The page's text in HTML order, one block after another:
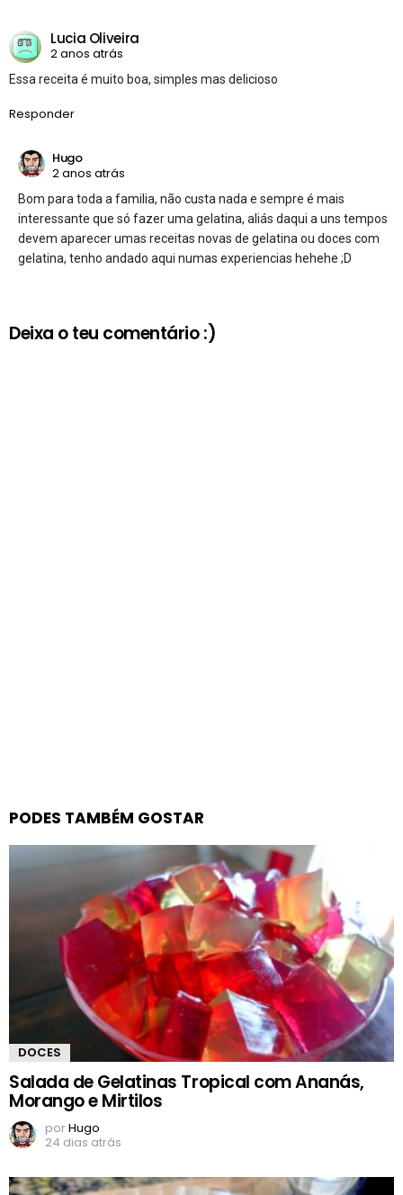
Lucia Oliveira
2 anos atrás
Essa receita é muito boa, simples mas delicioso
Responder
Hugo
2 anos atrás
Bom para toda a familia, não custa nada e sempre é mais
interessante que só fazer uma gelatina, aliás daqui a uns tempos
devem aparecer umas receitas novas de gelatina ou doces com
gelatina, tenho andado aqui numas experiencias hehehe ;D
Deixa o teu comentário :)
PODES TAMBÉM GOSTAR
DOCES
Salada de Gelatinas Tropical com Ananás,
Morango e Mirtilos
porHugo
24 dias atrás